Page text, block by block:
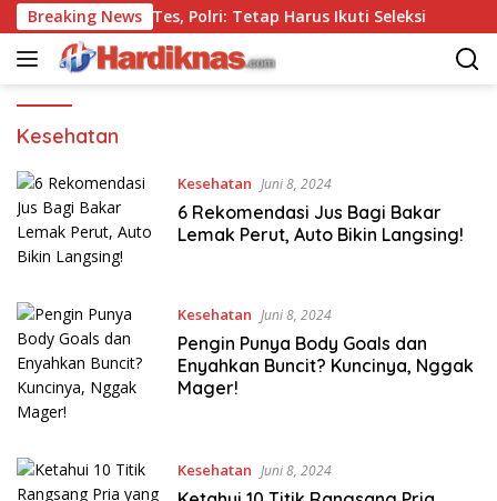
Langsung
ke
konten
Breaking News
Polisi Tanpa Tes, Polri: Tetap Harus Ikuti Seleksi
Kesehatan
Kesehatan Juni 8, 2024
6 Rekomendasi Jus Bagi Bakar
Lemak Perut, Auto Bikin Langsing!
Kesehatan Juni 8, 2024
Pengin Punya Body Goals dan
Enyahkan Buncit? Kuncinya, Nggak
Mager!
Kesehatan Juni 8, 2024